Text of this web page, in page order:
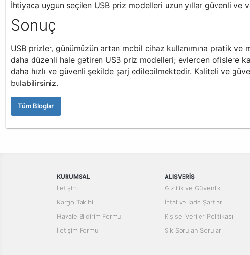
İhtiyaca uygun seçilen USB priz modelleri uzun yıllar güvenli ve
Sonuç
USB prizler, günümüzün artan mobil cihaz kullanımına pratik ve
daha düzenli hale getiren USB priz modelleri; evlerden ofislere
daha hızlı ve güvenli şekilde şarj edilebilmektedir. Kaliteli ve
bulabilirsiniz.
Tüm Bloglar
KURUMSAL
İletişim
Kargo Takibi
Havale Bildirim Formu
İletişim Formu
ALIŞVERİŞ
Gizlilik ve Güvenlik
İptal ve İade Şartları
Kişisel Veriler Politikası
Sık Sorulan Sorular